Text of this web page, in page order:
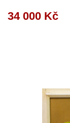
34 000 Kč